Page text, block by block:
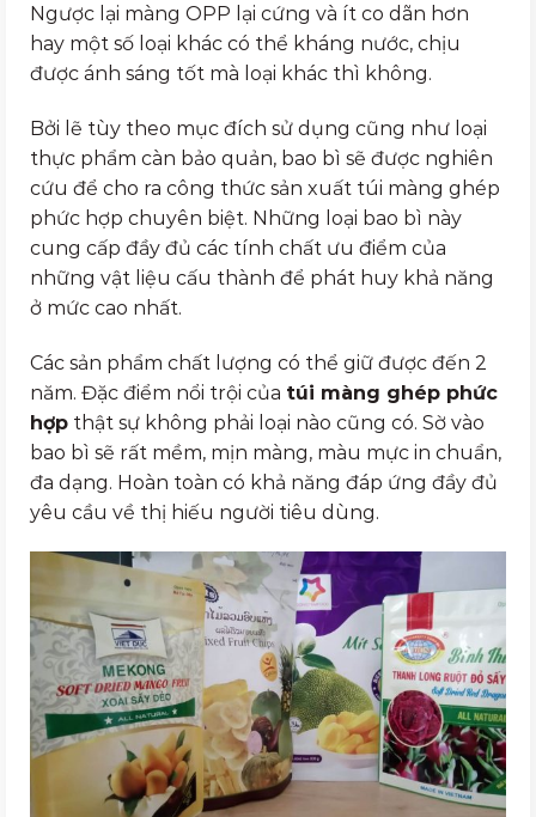
Ngược lại màng OPP lại cứng và ít co dãn hơn
hay một số loại khác có thể kháng nước, chịu
được ánh sáng tốt mà loại khác thì không.
Bởi lẽ tùy theo mục đích sử dụng cũng như loại
thực phẩm càn bảo quản, bao bì sẽ được nghiên
cứu để cho ra công thức sản xuất túi màng ghép
phức hợp chuyên biệt. Những loại bao bì này
cung cấp đầy đủ các tính chất ưu điểm của
những vật liệu cấu thành để phát huy khả năng
ở mức cao nhất.
Các sản phẩm chất lượng có thể giữ được đến 2
năm. Đặc điểm nổi trội của túi màng ghép phức
hợp thật sự không phải loại nào cũng có. Sờ vào
bao bì sẽ rất mềm, mịn màng, màu mực in chuẩn,
đa dạng. Hoàn toàn có khả năng đáp ứng đầy đủ
yêu cầu về thị hiếu người tiêu dùng.